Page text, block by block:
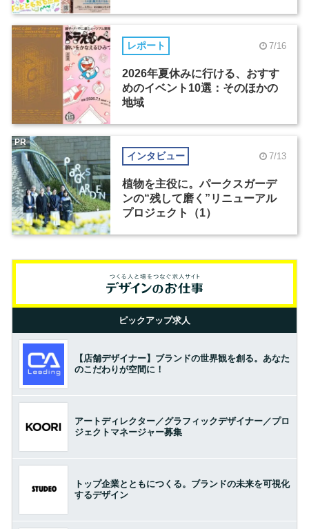
レポート 7/16
2026年夏休みに行ける、おすす
めのイベント10選：そのほかの
地域
インタビュー 7/13
植物を主役に。パークスガーデ
ンの“残して磨く”リニューアル
プロジェクト（1）
PR
ピックアップ求人
【店舗デザイナー】ブランドの世界観を創る。あなた
のこだわりが空間に！
アートディレクター／グラフィックデザイナー／プロ
ジェクトマネージャー募集
トップ企業とともにつくる。ブランドの未来を可視化
するデザイン